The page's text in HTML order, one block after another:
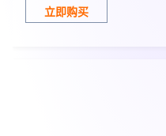
立即购买